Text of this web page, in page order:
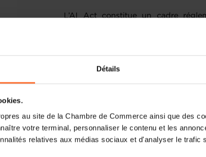
Détails
au site de la Chambre de Commerce ainsi que des
votre terminal, personnaliser le contenu et les
relatives aux médias sociaux et d'analyser le trafic
L’AI Act constitue un cadre
nouveaux ainsi qu’un ensemble
dans la chaîne de valeur de l’IA.
obligations afin de permettre une
respectives des développeurs,
Les participants ont bénéficié de
l’EU AI Office, qui a apporté des
règlement, notamment
également présenté les futures
que le “AI Act Single
destinés à accompagner les